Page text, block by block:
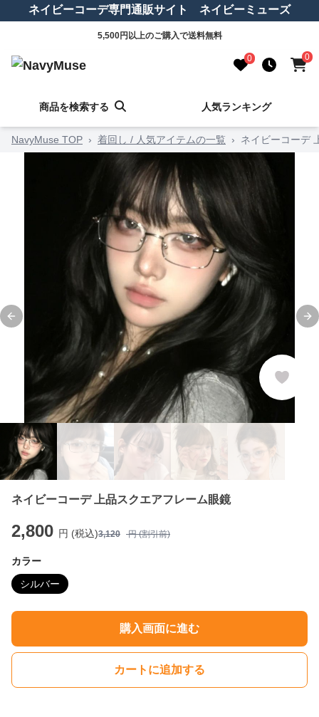
ネイビーコーデ専門通販サイト ネイビーミューズ
5,500円以上のご購入で送料無料
0 0
商品を検索する 人気ランキング
NavyMuse TOP › 着回し / 人気アイテムの一覧 › ネイビーコーデ
Previous slide
ネイビーコーデ 上品スクエアフレーム眼鏡
2,800 円 (税込)3,120 円 (割引前)
カラー
シルバー
購入画面に進む
カートに追加する